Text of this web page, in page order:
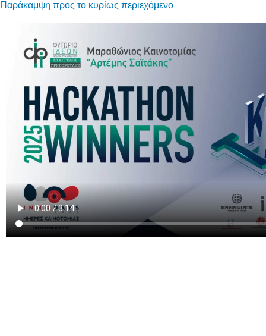
Παράκαμψη προς το κυρίως περιεχόμενο